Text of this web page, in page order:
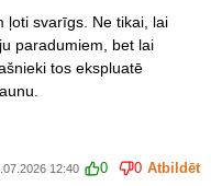
ļoti svarīgs. Ne tikai, lai
paradumiem, bet lai
tos ekspluatē
12:40 0 0 Atbildēt